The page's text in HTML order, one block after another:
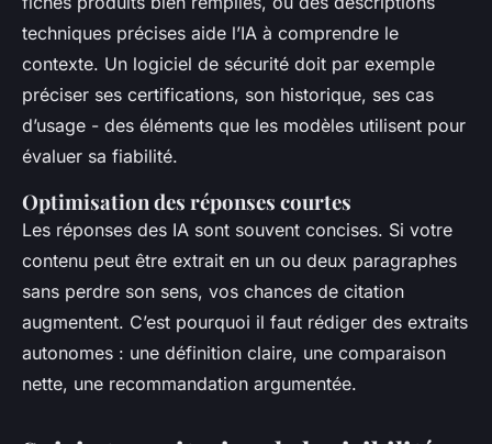
techniques précises aide l’IA à comprendre le
contexte. Un logiciel de sécurité doit par exemple
préciser ses certifications, son historique, ses cas
d’usage - des éléments que les modèles utilisent pour
évaluer sa fiabilité.
Optimisation des réponses courtes
Les réponses des IA sont souvent concises. Si votre
contenu peut être extrait en un ou deux paragraphes
sans perdre son sens, vos chances de citation
augmentent. C’est pourquoi il faut rédiger des extraits
autonomes : une définition claire, une comparaison
nette, une recommandation argumentée.